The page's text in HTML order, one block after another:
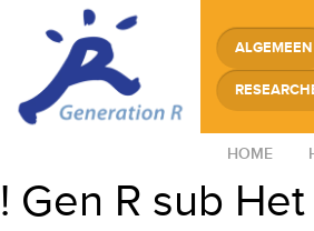
ALGEMEEN
HOME
! Gen R sub